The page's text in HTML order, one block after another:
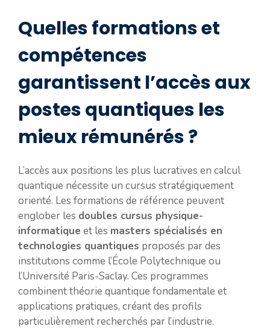
Quelles formations et
compétences
garantissent l’accès aux
postes quantiques les
mieux rémunérés ?
L’accès aux positions les plus lucratives en calcul
quantique nécessite un cursus stratégiquement
orienté. Les formations de référence peuvent
englober les doubles cursus physique-
informatique et les masters spécialisés en
technologies quantiques proposés par des
institutions comme l’École Polytechnique ou
l’Université Paris-Saclay. Ces programmes
combinent théorie quantique fondamentale et
applications pratiques, créant des profils
particulièrement recherchés par l’industrie.